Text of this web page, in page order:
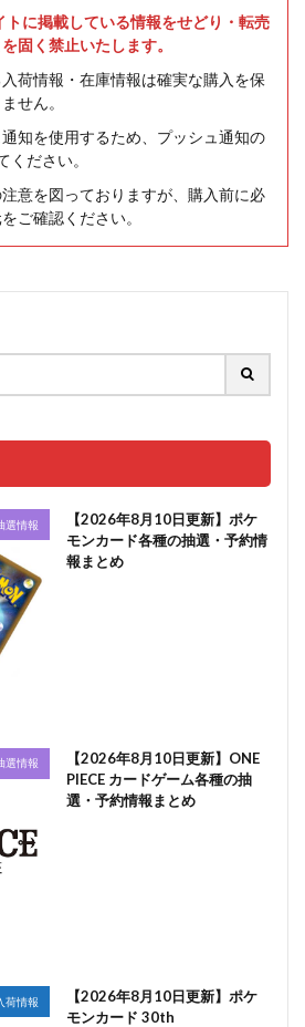
トに掲載している情報をせどり・転売
固く禁止いたします。
荷情報・在庫情報は確実な購入を保
せん。
知を使用するため、プッシュ通知の
ください。
意を図っておりますが、購入前に必
ご確認ください。
選情報
【2026年8月10日更新】ポケ
モンカード各種の抽選・予約情
報まとめ
選情報
【2026年8月10日更新】ONE
PIECE カードゲーム各種の抽
選・予約情報まとめ
荷情報
【2026年8月10日更新】ポケ
モンカード 30th